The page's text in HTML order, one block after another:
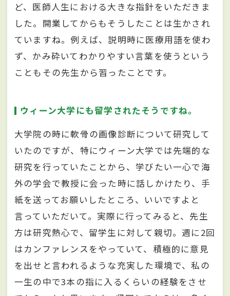
ど、医師人生における大きな指針をいただきま
した。開業してからもそうしたことは生かされ
ていますね。例えば、説明時に医療用語を使わ
ず、かみ砕いてわかりやすい言葉を使うという
こともその先生から習ったことです。
ウィーン大学にも留学されたそうですね。
大学院の時に軟骨の画像診断について研究して
いたのですが、特にウィーン大学では先端的な
研究を行っていたことから、学びたい一心で海
外の学会で教授に会った時に話しかけたり、手
紙を送ってお願いしたところ、いいですよと
言っていただいて。実際に行ってみると、先生
方は研究熱心で、留学生に対して親切。週に2回
はカンファレンスをやっていて、積極的に意見
を出せと言われるような充実した環境で、私の
一生の中で3本の指に入るくらいの経験をさせ